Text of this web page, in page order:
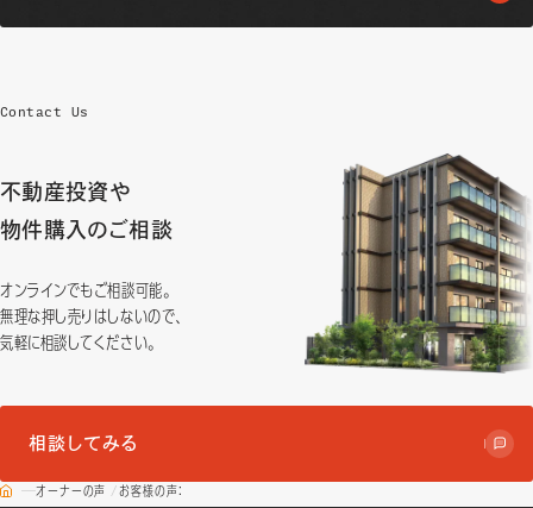
Contact Us
不動産投資や
物件購入のご相談
オンラインでもご相談可能。
無理な押し売りはしないので、
気軽に相談してください。
相談してみる
オーナーの声 お客様の声：